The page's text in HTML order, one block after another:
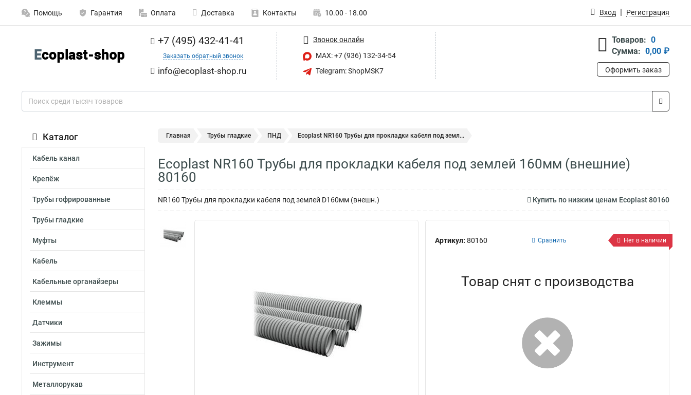
Помощь Гарантия Оплата Доставка Контакты 10.00 - 18.00 Вход Регистрация
+7 (495) 432-41-41
Заказать обратный звонок
info@ecoplast-shop.ru
Звонок онлайн
MAX: +7 (936) 132-34-54
Telegram: ShopMSK7
Товаров: 0
Сумма: 0,00 ₽
Оформить заказ
Каталог
Кабель канал
Крепёж
Трубы гофрированные
Трубы гладкие
Муфты
Кабель
Кабельные органайзеры
Клеммы
Датчики
Зажимы
Инструмент
Металлорукав
Главная Трубы гладкие ПНД Ecoplast NR160 Трубы для прокладки кабеля под земл...
Ecoplast NR160 Трубы для прокладки кабеля под землей 160мм (внешние)
80160
NR160 Трубы для прокладки кабеля под землей D160мм (внешн.) Купить по низким ценам Ecoplast 80160
Артикул: 80160 Сравнить Нет в наличии
Товар снят с производства